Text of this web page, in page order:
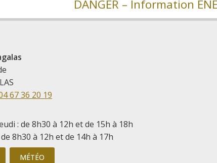
DANGER – Information
67 36 20 19
: de 8h30 à 12h et de 15h à 18h
8h30 à 12h et de 14h à 17h
MÉTÉO